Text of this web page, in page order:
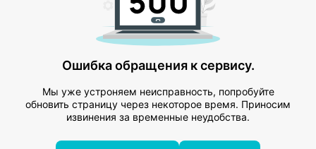
Ошибка обращения к сервису.
Мы уже устроняем неисправность, попробуйте
обновить страницу через некоторое время. Приносим
извинения за временные неудобства.